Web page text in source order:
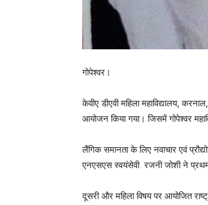
गोपेश्वर।
केवीए डीएवी महिला महाविद्यालय,
आयोजन किया गया। जिसमें गोपेश्वर
लैंगिक समानता के लिए नवाचार एवं
एनएसएस स्वयंसेवी रजनी जोशी ने प्रथम
दूसरी और महिला विषय पर आयोजित